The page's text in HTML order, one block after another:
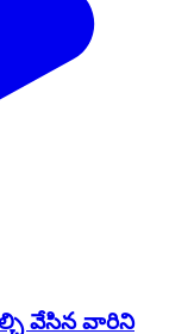
వేసిన వారిని